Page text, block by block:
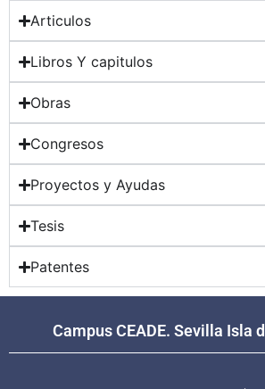
Articulos
Libros Y capitulos
Obras
Congresos
Proyectos y Ayudas
Tesis
Patentes
Campus CEADE. Sevilla Isla